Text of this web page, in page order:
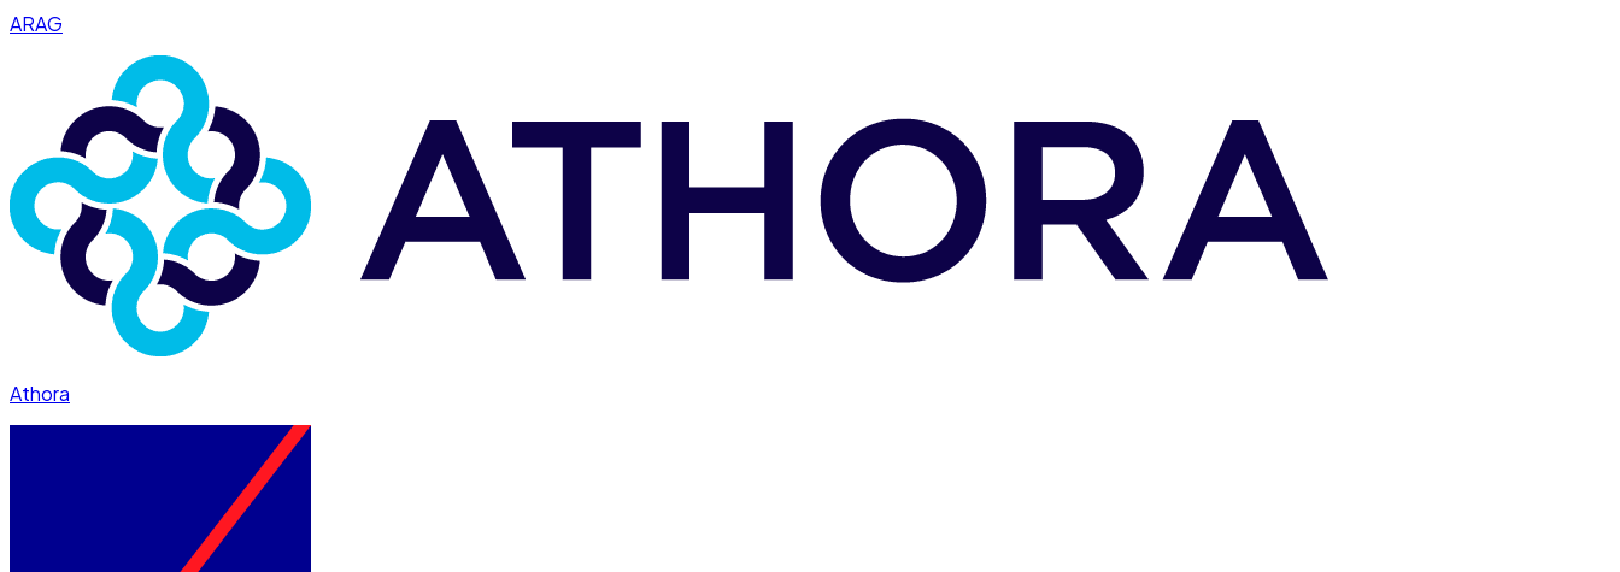
ARAG
Athora